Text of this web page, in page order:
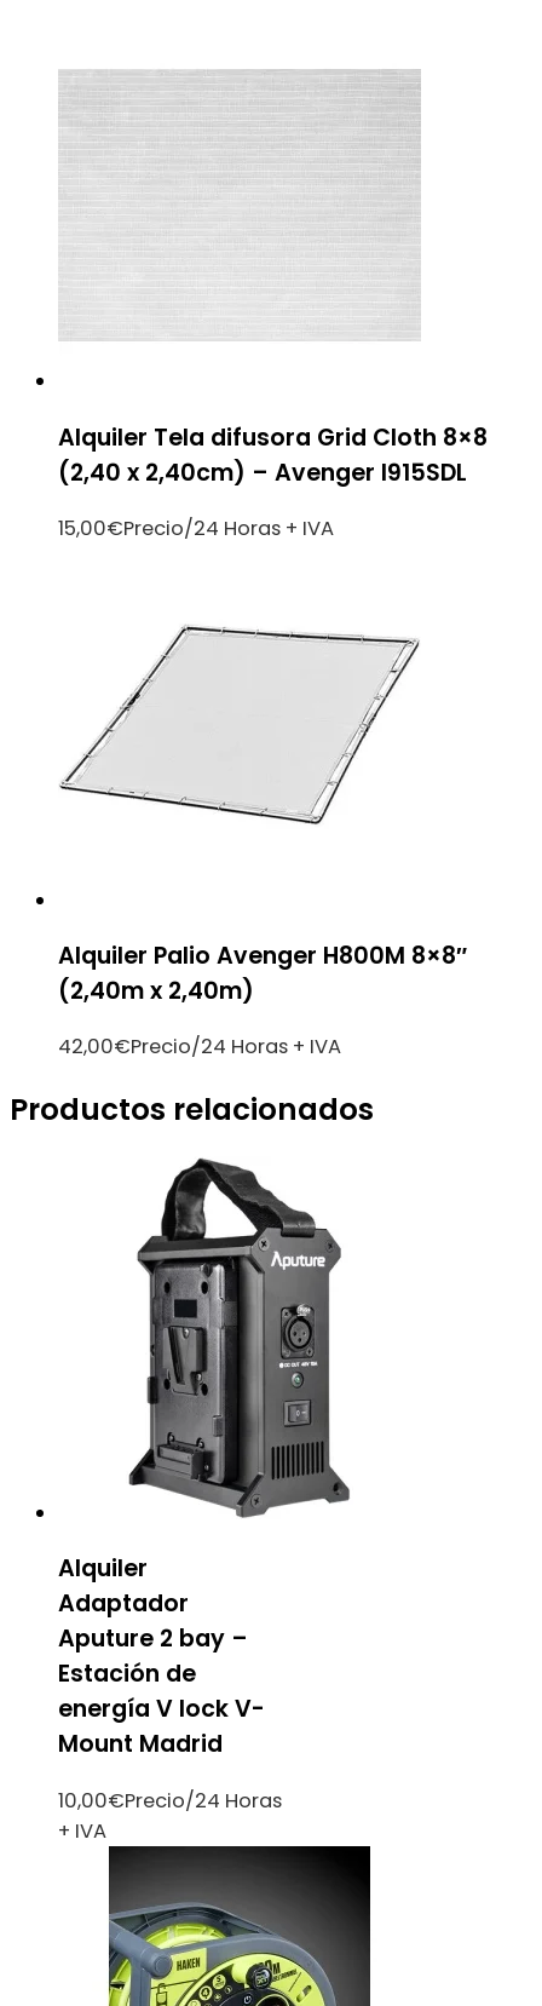
Alquiler Tela difusora Grid Cloth 8×8
(2,40 x 2,40cm) – Avenger I915SDL
15,00€Precio/24 Horas + IVA
Alquiler Palio Avenger H800M 8×8″
(2,40m x 2,40m)
42,00€Precio/24 Horas + IVA
Productos relacionados
Alquiler
Adaptador
Aputure 2 bay –
Estación de
energía V lock V-
Mount Madrid
10,00€Precio/24 Horas
+ IVA